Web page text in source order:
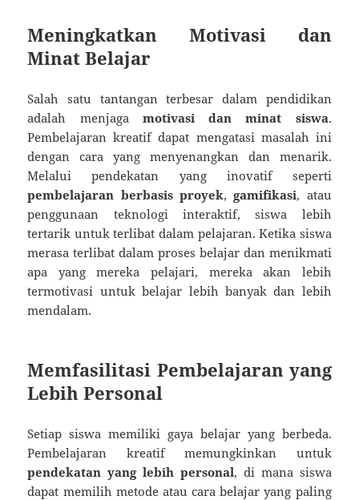
Meningkatkan Motivasi dan
Minat Belajar
Salah satu tantangan terbesar dalam pendidikan
adalah menjaga motivasi dan minat siswa.
Pembelajaran kreatif dapat mengatasi masalah ini
dengan cara yang menyenangkan dan menarik.
Melalui pendekatan yang inovatif seperti
pembelajaran berbasis proyek,gamifikasi, atau
penggunaan teknologi interaktif, siswa lebih
tertarik untuk terlibat dalam pelajaran. Ketika siswa
merasa terlibat dalam proses belajar dan menikmati
apa yang mereka pelajari, mereka akan lebih
termotivasi untuk belajar lebih banyak dan lebih
mendalam.
Memfasilitasi Pembelajaran yang
Lebih Personal
Setiap siswa memiliki gaya belajar yang berbeda.
Pembelajaran kreatif memungkinkan untuk
pendekatan yang lebih personal, di mana siswa
dapat memilih metode atau cara belajar yang paling